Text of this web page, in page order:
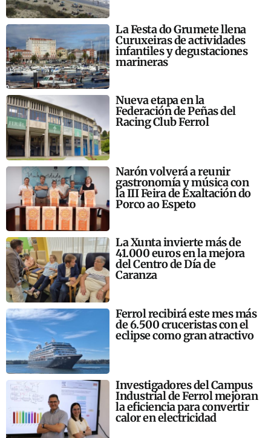
La Festa do Grumete llena
Curuxeiras de actividades
infantiles y degustaciones
marineras
Nueva etapa en la
Federación de Peñas del
Racing Club Ferrol
Narón volverá a reunir
gastronomía y música con
la III Feira de Exaltación do
Porco ao Espeto
La Xunta invierte más de
41.000 euros en la mejora
del Centro de Día de
Caranza
Ferrol recibirá este mes más
de 6.500 cruceristas con el
eclipse como gran atractivo
Investigadores del Campus
Industrial de Ferrol mejoran
la eficiencia para convertir
calor en electricidad